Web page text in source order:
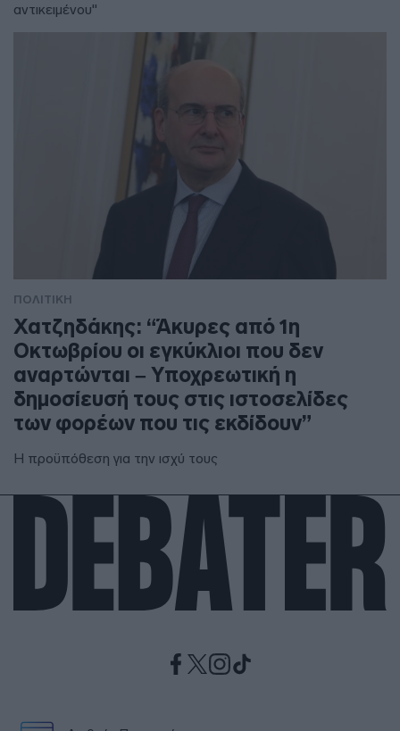
αντικειμένου"
ΠΟΛΙΤΙΚΗ
Χατζηδάκης: “Άκυρες από 1η
Οκτωβρίου οι εγκύκλιοι που δεν
αναρτώνται – Υποχρεωτική η
δημοσίευσή τους στις ιστοσελίδες
των φορέων που τις εκδίδουν”
Η προϋπόθεση για την ισχύ τους